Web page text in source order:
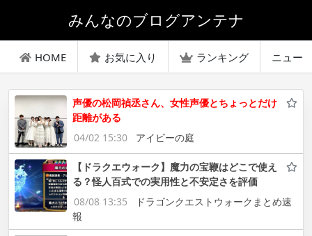
みんなのブログアンテナ
HOME お気に入り ランキング ニュー
声優の松岡禎丞さん、女性声優とちょっとだけ
距離がある
04/02 15:30
アイビーの庭
【ドラクエウォーク】魔力の宝鞭はどこで使え
る？怪人百式での実用性と不安定さを評価
08/08 13:35
ドラゴンクエストウォークまとめ速
報